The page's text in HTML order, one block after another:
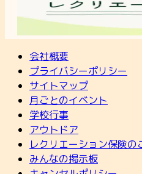
会社概要
プライバシーポリシー
サイトマップ
月ごとのイベント
学校行事
アウトドア
レクリエーション保険の
みんなの掲示板